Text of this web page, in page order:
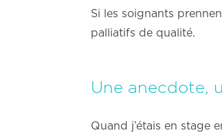
Si les soignants
palliatifs de qualité.
Une anecdote,
Quand j’étais en stage